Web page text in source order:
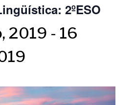
2ºESO
2019 - 16